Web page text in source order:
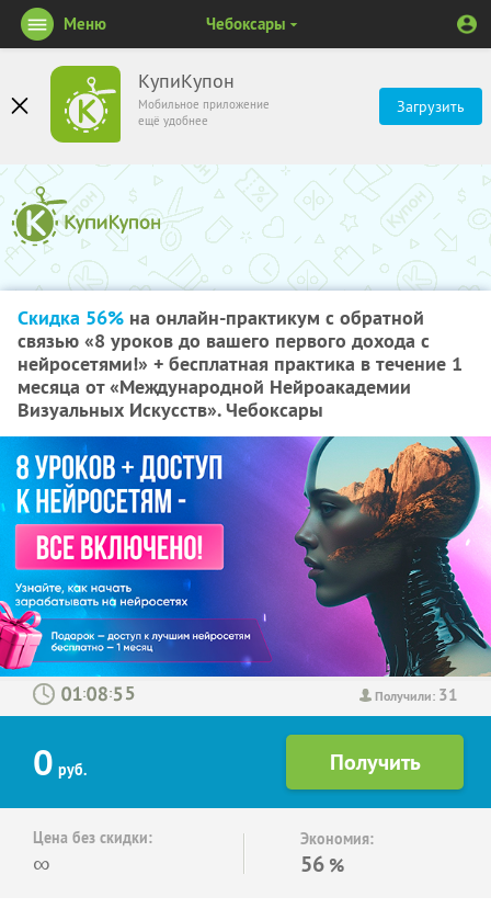
КупиКупон
Мобильное приложение
ещё удобнее
Загрузить
Меню Чебоксары
Скидка 56% на онлайн-практикум с обратной
связью «8 уроков до вашего первого дохода с
нейросетями!» + бесплатная практика в течение 1
месяца от «Международной Нейроакадемии
Визуальных Искусств». Чебоксары
Получили: 31
: :
0 руб.
Цена без скидки:
∞
Экономия:
56 %